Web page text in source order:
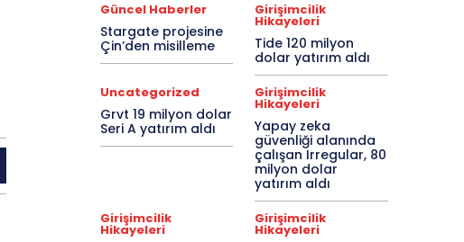
Güncel Haberler
Stargate projesine
Çin’den misilleme
Girişimcilik
Hikayeleri
Tide 120 milyon
dolar yatırım aldı
Uncategorized
Grvt 19 milyon dolar
Seri A yatırım aldı
Girişimcilik
Hikayeleri
Yapay zeka
güvenliği alanında
çalışan Irregular, 80
milyon dolar
yatırım aldı
Girişimcilik
Hikayeleri
Girişimcilik
Hikayeleri